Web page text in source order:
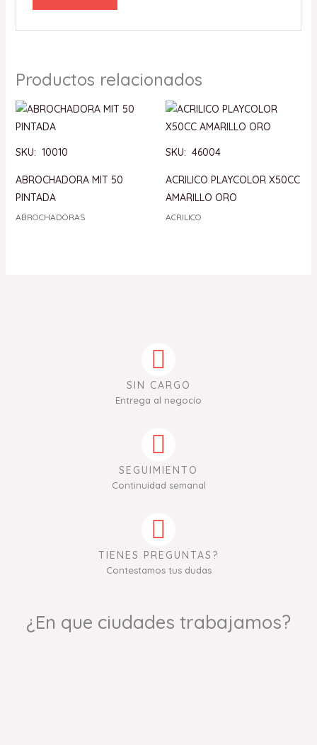
Productos relacionados
SKU: 10010
ABROCHADORA MIT 50
PINTADA
ABROCHADORAS
SKU: 46004
ACRILICO PLAYCOLOR X50CC
AMARILLO ORO
ACRILICO
SIN CARGO
Entrega al negocio
SEGUIMIENTO
Continuidad semanal
TIENES PREGUNTAS?
Contestamos tus dudas
¿En que ciudades trabajamos?